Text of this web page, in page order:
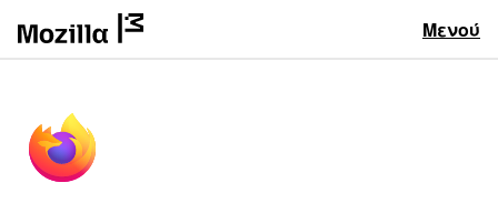
Μενού